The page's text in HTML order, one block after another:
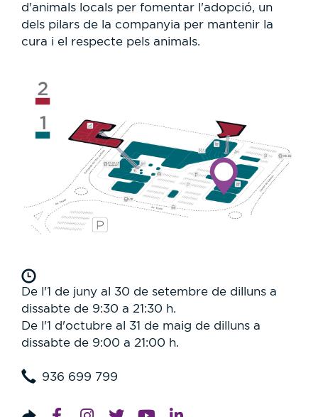
d'animals locals per fomentar l'adopció, un
dels pilars de la companyia per mantenir la
cura i el respecte pels animals.
De l'1 de juny al 30 de setembre de dilluns a
dissabte de 9:30 a 21:30 h.
De l'1 d'octubre al 31 de maig de dilluns a
dissabte de 9:00 a 21:00 h.
936 699 799